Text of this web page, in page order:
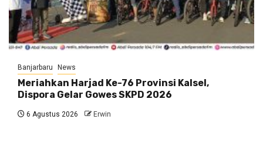
Banjarbaru News
Meriahkan Harjad Ke-76 Provinsi Kalsel,
Dispora Gelar Gowes SKPD 2026
6 Agustus 2026 Erwin